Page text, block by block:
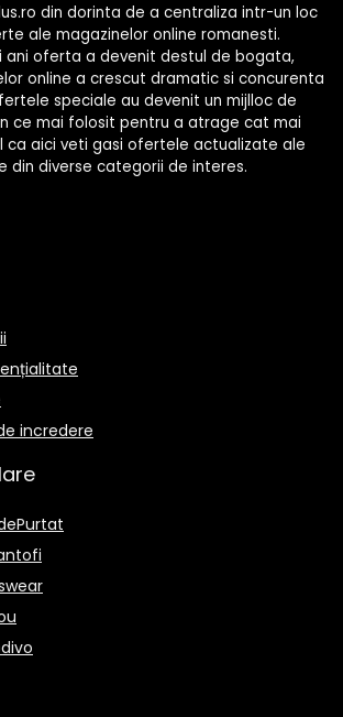
din dorinta de a centraliza intr-un loc
ale magazinelor online romanesti.
ani oferta a devenit destul de bogata,
online a crescut dramatic si concurenta
speciale au devenit un mijlloc de
ce mai folosit pentru a atrage cat mai
ca aici veti gasi ofertele actualizate ale
din diverse categorii de interes.
incredere